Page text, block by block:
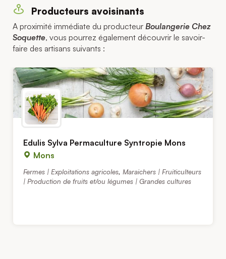
Producteurs avoisinants
A proximité immédiate du producteur Boulangerie Chez
Soquette, vous pourrez également découvrir le savoir-
faire des artisans suivants :
Edulis Sylva Permaculture Syntropie Mons
Mons
Fermes | Exploitations agricoles, Maraichers | Fruiticulteurs
| Production de fruits et/ou légumes | Grandes cultures